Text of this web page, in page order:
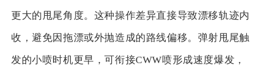
更大的甩尾角度。这种操作差异直接导致漂移轨迹内
收，避免因拖漂或外抛造成的路线偏移。弹射甩尾触
发的小喷时机更早，可衔接CWW喷形成速度爆发，